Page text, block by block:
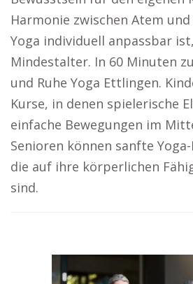
Harmonie zwischen Atem und
Yoga individuell anpassbar
Mindestalter. In 60 Minuten
und Ruhe Yoga Ettlingen.
Kurse, in denen spielerische
einfache Bewegungen im
Senioren können sanfte
die auf ihre körperlichen
sind.